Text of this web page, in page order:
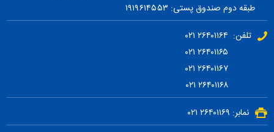
طبقه دوم صندوق پستی: ۱۹۱۹۶۱۴۵۵۳
تلفن: ۲۶۴۰۱۱۶۴ ۰۲۱
۲۶۴۰۱۱۶۷ ۰۲۱
۲۶۴۰۱۱۶۸ ۰۲۱
نمابر: ۲۶۴۰۱۱۶۹ ۰۲۱